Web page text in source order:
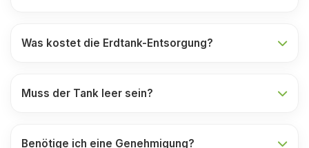
Was kostet die Erdtank-Entsorgung?
Muss der Tank leer sein?
Benötige ich eine Genehmigung?